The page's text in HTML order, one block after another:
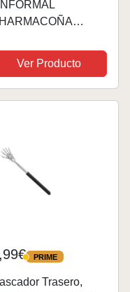
Broma con
Originales
DE Broma |
Ver Producto
PRIME
PRIME
Trasero,